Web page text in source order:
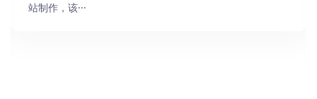
站制作，该···